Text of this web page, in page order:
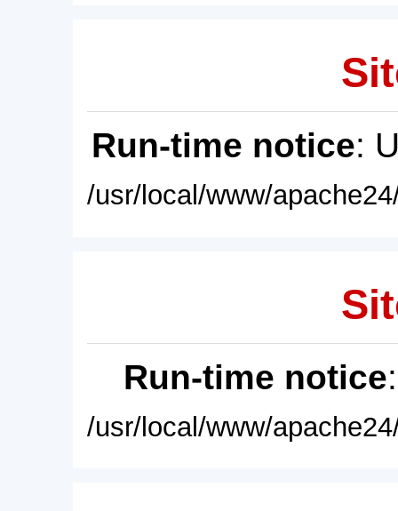
Run-time notice:
/usr/local/www/
Run-time notice
/usr/local/www/